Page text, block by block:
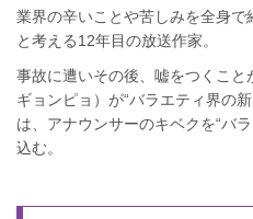
業界の辛いことや苦しみを全身
と考える12年目の放送作家。
事故に遭いその後、嘘をつくこと
ギョンピョ）が“バラエティ界の
は、アナウンサーのキベクを“バ
込む。